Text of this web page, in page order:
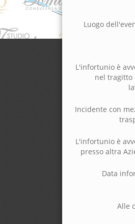
Luogo
L'infortunio è
nel tragitto
Incidente con
L'infortunio è
presso altra
Data
Alle